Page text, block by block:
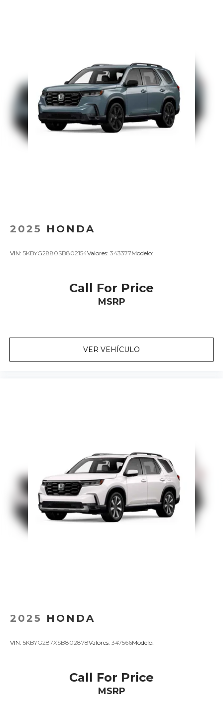
2025 HONDA
VIN: 5KBYG2880SB802154Valores: 343377Modelo:
Call For Price
MSRP
VER VEHÍCULO
2025 HONDA
VIN: 5KBYG287XSB802878Valores: 347566Modelo:
Call For Price
MSRP